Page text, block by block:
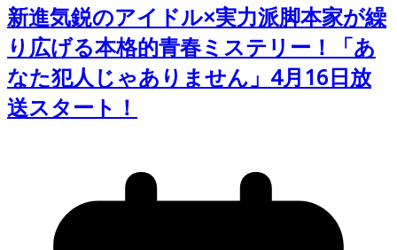
新進気鋭のアイドル×実力派脚本家が繰
り広げる本格的青春ミステリー！「あ
なた犯人じゃありません」4月16日放
送スタート！